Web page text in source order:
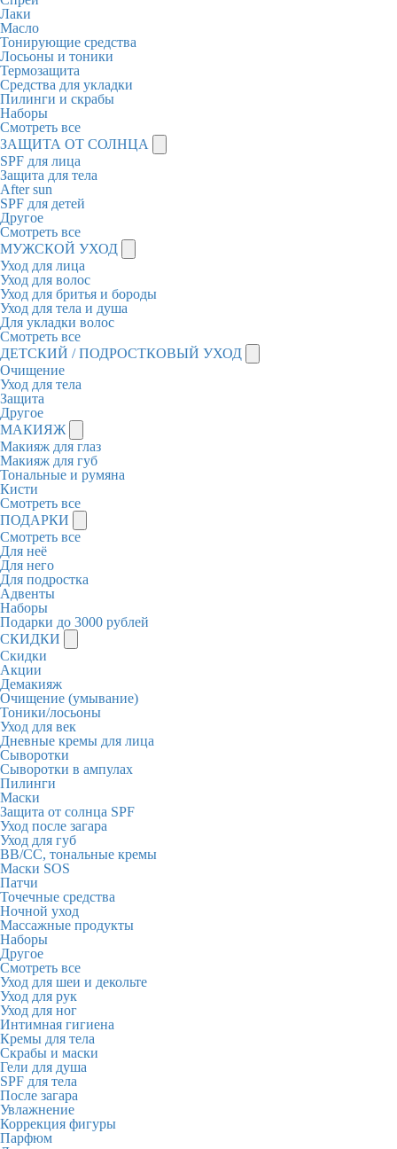
Лаки
Масло
Тонирующие средства
Лосьоны и тоники
Термозащита
Средства для укладки
Пилинги и скрабы
Наборы
Смотреть все
ЗАЩИТА ОТ СОЛНЦА
SPF для лица
Защита для тела
After sun
SPF для детей
Другое
Смотреть все
МУЖСКОЙ УХОД
Уход для лица
Уход для волос
Уход для бритья и бороды
Уход для тела и душа
Для укладки волос
Смотреть все
ДЕТСКИЙ / ПОДРОСТКОВЫЙ УХОД
Очищение
Уход для тела
Защита
Другое
МАКИЯЖ
Макияж для глаз
Макияж для губ
Тональные и румяна
Кисти
Смотреть все
ПОДАРКИ
Смотреть все
Для неё
Для него
Для подростка
Адвенты
Наборы
Подарки до 3000 рублей
СКИДКИ
Скидки
Акции
Демакияж
Очищение (умывание)
Тоники/лосьоны
Уход для век
Дневные кремы для лица
Сыворотки
Сыворотки в ампулах
Пилинги
Маски
Защита от солнца SPF
Уход после загара
Уход для губ
BB/CC, тональные кремы
Маски SOS
Патчи
Точечные средства
Ночной уход
Массажные продукты
Наборы
Другое
Смотреть все
Уход для шеи и декольте
Уход для рук
Уход для ног
Интимная гигиена
Кремы для тела
Скрабы и маски
Гели для душа
SPF для тела
После загара
Увлажнение
Коррекция фигуры
Парфюм